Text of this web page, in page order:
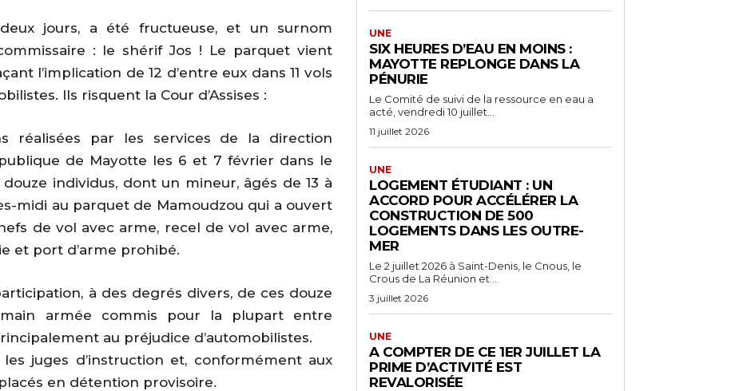
jours, a été fructueuse, et un surnom
: le shérif Jos ! Le parquet vient
l’implication de 12 d’entre eux dans 11 vols
Ils risquent la Cour d’Assises :
réalisées par les services de la direction
de Mayotte les 6 et 7 février dans le
individus, dont un mineur, âgés de 13 à
midi au parquet de Mamoudzou qui a ouvert
de vol avec arme, recel de vol avec arme,
et port d’arme prohibé.
à des degrés divers, de ces douze
armée commis pour la plupart entre
au préjudice d’automobilistes.
juges d’instruction et, conformément aux
en détention provisoire.
UNE
SIX HEURES D’EAU EN MOINS :
MAYOTTE REPLONGE DANS LA
PÉNURIE
Le Comité de suivi de la ressource en eau a
acté, vendredi 10 juillet...
11 juillet 2026
UNE
LOGEMENT ÉTUDIANT : UN
ACCORD POUR ACCÉLÉRER LA
CONSTRUCTION DE 500
LOGEMENTS DANS LES OUTRE-
MER
Le 2 juillet 2026 à Saint-Denis, le Cnous, le
Crous de La Réunion et...
3 juillet 2026
UNE
A COMPTER DE CE 1ER JUILLET LA
PRIME D’ACTIVITÉ EST
REVALORISÉE